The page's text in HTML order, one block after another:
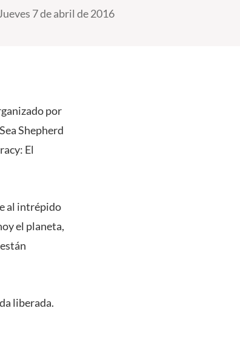
7 de abril de 2016
por
Shepherd
El
al intrépido
el planeta,
liberada.